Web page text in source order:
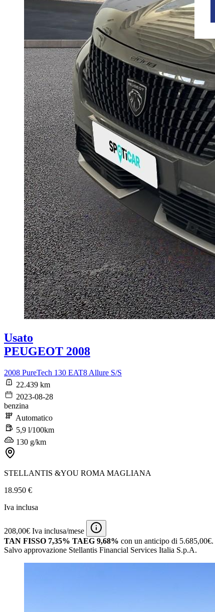
Usato
PEUGEOT 2008
2008 PureTech 130 EAT8 Allure S/S
22.439 km
2023-08-28
benzina
Automatico
5,9 l/100km
130 g/km
STELLANTIS &YOU ROMA MAGLIANA
18.950 €
Iva inclusa
208,00€ Iva inclusa/mese
TAN FISSO 7,35% TAEG 9,68% con un anticipo di 5.685,00€.
Salvo approvazione Stellantis Financial Services Italia S.p.A.